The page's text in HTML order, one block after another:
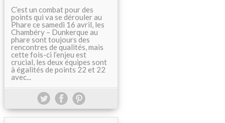
C’est un combat pour des
points qui va se dérouler au
Phare ce samedi 16 avril, les
Chambéry – Dunkerque au
phare sont toujours des
rencontres de qualités, mais
cette fois-ci l’enjeu est
crucial, les deux équipes sont
à égalités de points 22 et 22
avec...